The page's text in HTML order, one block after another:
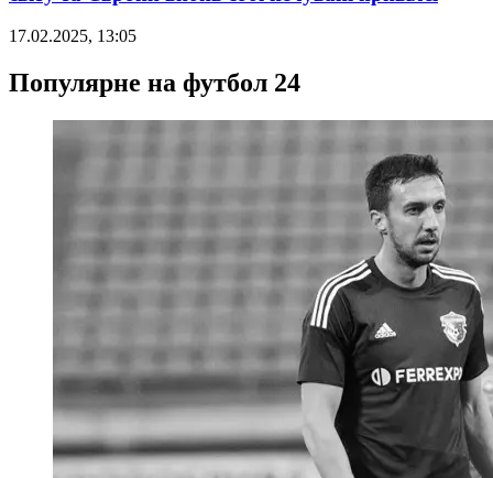
17.02.2025, 13:05
Популярне на футбол 24